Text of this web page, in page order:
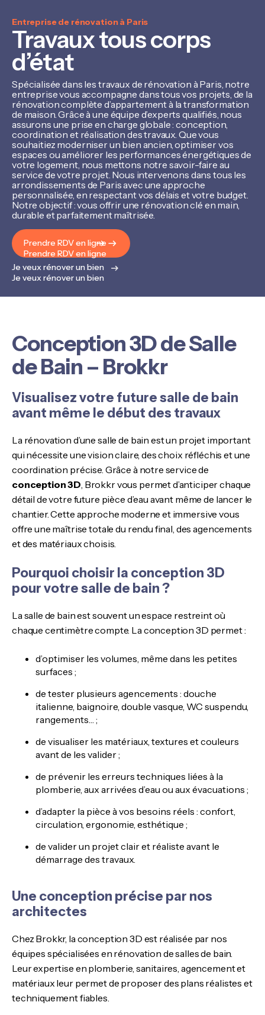
Entreprise de rénovation à Paris
Travaux tous corps
d’état
Spécialisée dans les travaux de rénovation à Paris, notre
entreprise vous accompagne dans tous vos projets, de la
rénovation complète d’appartement à la transformation
de maison. Grâce à une équipe d’experts qualifiés, nous
assurons une prise en charge globale : conception,
coordination et réalisation des travaux. Que vous
souhaitiez moderniser un bien ancien, optimiser vos
espaces ou améliorer les performances énergétiques de
votre logement, nous mettons notre savoir-faire au
service de votre projet. Nous intervenons dans tous les
arrondissements de Paris avec une approche
personnalisée, en respectant vos délais et votre budget.
Notre objectif : vous offrir une rénovation clé en main,
durable et parfaitement maîtrisée.
Prendre RDV en ligne
Prendre RDV en ligne
Je veux rénover un bien
Je veux rénover un bien
Conception 3D de Salle
de Bain – Brokkr
Visualisez votre future salle de bain
avant même le début des travaux
La rénovation d’une salle de bain est un projet important
qui nécessite une vision claire, des choix réfléchis et une
coordination précise. Grâce à notre service de
conception 3D, Brokkr vous permet d’anticiper chaque
détail de votre future pièce d’eau avant même de lancer le
chantier. Cette approche moderne et immersive vous
offre une maîtrise totale du rendu final, des agencements
et des matériaux choisis.
Pourquoi choisir la conception 3D
pour votre salle de bain ?
La salle de bain est souvent un espace restreint où
chaque centimètre compte. La conception 3D permet :
d’optimiser les volumes, même dans les petites
surfaces ;
de tester plusieurs agencements : douche
italienne, baignoire, double vasque, WC suspendu,
rangements… ;
de visualiser les matériaux, textures et couleurs
avant de les valider ;
de prévenir les erreurs techniques liées à la
plomberie, aux arrivées d’eau ou aux évacuations ;
d’adapter la pièce à vos besoins réels : confort,
circulation, ergonomie, esthétique ;
de valider un projet clair et réaliste avant le
démarrage des travaux.
Une conception précise par nos
architectes
Chez Brokkr, la conception 3D est réalisée par nos
équipes spécialisées en rénovation de salles de bain.
Leur expertise en plomberie, sanitaires, agencement et
matériaux leur permet de proposer des plans réalistes et
techniquement fiables.